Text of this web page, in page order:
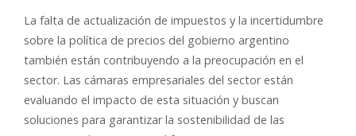
La falta de actualización de impuestos y la incertidumbre
sobre la política de precios del gobierno argentino
también están contribuyendo a la preocupación en el
sector. Las cámaras empresariales del sector están
evaluando el impacto de esta situación y buscan
soluciones para garantizar la sostenibilidad de las